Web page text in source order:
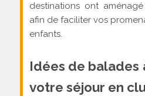
destinations ont
afin de faciliter vos
enfants.
Idées de balades
votre séjour en